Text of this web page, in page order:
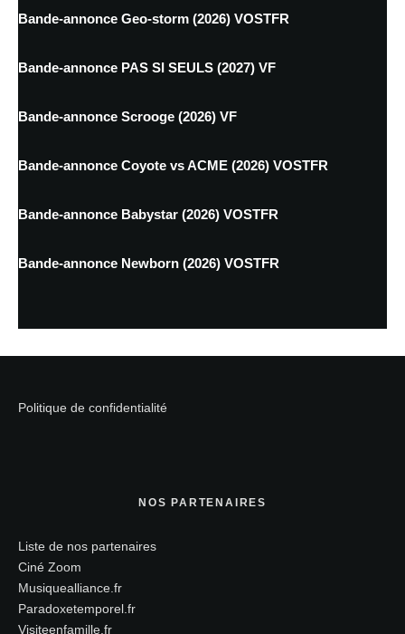
Bande-annonce Geo-storm (2026) VOSTFR
Bande-annonce PAS SI SEULS (2027) VF
Bande-annonce Scrooge (2026) VF
Bande-annonce Coyote vs ACME (2026) VOSTFR
Bande-annonce Babystar (2026) VOSTFR
Bande-annonce Newborn (2026) VOSTFR
Politique de confidentialité
NOS PARTENAIRES
Liste de nos partenaires
Ciné Zoom
Musiquealliance.fr
Paradoxetemporel.fr
Visiteenfamille.fr